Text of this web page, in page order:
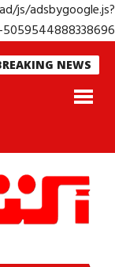
js/
BREAKING NEWS
لا ينامون جولة